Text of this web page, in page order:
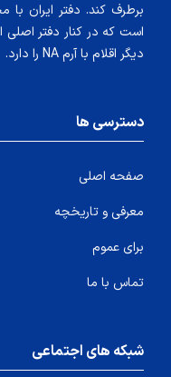
برطرف کند. دفتر ایران با
است که در کنار دفتر
دیگر اقلام با آرم NA را دارد.
دسترسی ها
صفحه اصلی
معرفی و تاریخچه
برای عموم
تماس با ما
شبکه های اجتماعی